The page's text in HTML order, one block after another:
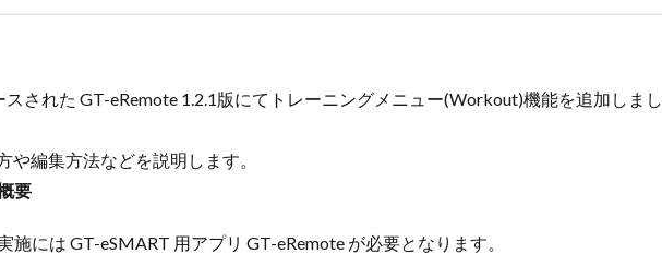
された GT-eRemote 1.2.1版にてトレーニングメニュー(Workout)機能を追加しまし
編集方法などを説明します。
要
施には GT-eSMART 用アプリ GT-eRemote が必要となります。